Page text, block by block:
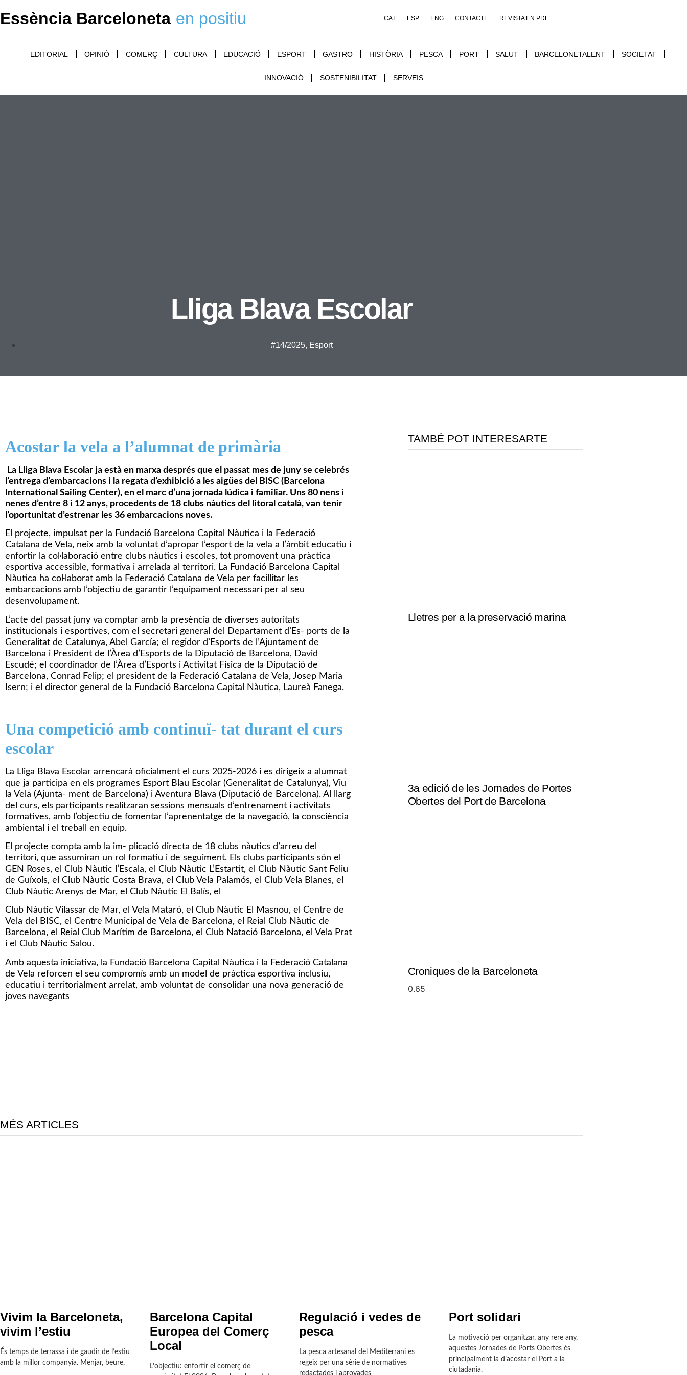
Essència Barceloneta en positiu CAT ESP ENG CONTACTE REVISTA EN PDF
EDITORIAL OPINIÓ COMERÇ CULTURA EDUCACIÓ ESPORT GASTRO HISTÒRIA PESCA PORT SALUT BARCELONETALENT SOCIETAT
INNOVACIÓ SOSTENIBILITAT SERVEIS
Lliga Blava Escolar
#14/2025, Esport
Acostar la vela a l’alumnat de primària
La Lliga Blava Escolar ja està en marxa després que el passat mes de juny se celebrés
l’entrega d’embarcacions i la regata d’exhibició a les aigües del BISC (Barcelona
International Sailing Center), en el marc d’una jornada lúdica i familiar. Uns 80 nens i
nenes d’entre 8 i 12 anys, procedents de 18 clubs nàutics del litoral català, van tenir
l’oportunitat d’estrenar les 36 embarcacions noves.
El projecte, impulsat per la Fundació Barcelona Capital Nàutica i la Federació
Catalana de Vela, neix amb la voluntat d’apropar l’esport de la vela a l’àmbit educatiu i
enfortir la col·laboració entre clubs nàutics i escoles, tot promovent una pràctica
esportiva accessible, formativa i arrelada al territori. La Fundació Barcelona Capital
Nàutica ha col·laborat amb la Federació Catalana de Vela per facillitar les
embarcacions amb l’objectiu de garantir l’equipament necessari per al seu
desenvolupament.
L’acte del passat juny va comptar amb la presència de diverses autoritats
institucionals i esportives, com el secretari general del Departament d’Es- ports de la
Generalitat de Catalunya, Abel García; el regidor d’Esports de l’Ajuntament de
Barcelona i President de l’Àrea d’Esports de la Diputació de Barcelona, David
Escudé; el coordinador de l’Àrea d’Esports i Activitat Física de la Diputació de
Barcelona, Conrad Felip; el president de la Federació Catalana de Vela, Josep Maria
Isern; i el director general de la Fundació Barcelona Capital Nàutica, Laureà Fanega.
Una competició amb continuï- tat durant el curs
escolar
La Lliga Blava Escolar arrencarà oficialment el curs 2025-2026 i es dirigeix a alumnat
que ja participa en els programes Esport Blau Escolar (Generalitat de Catalunya), Viu
la Vela (Ajunta- ment de Barcelona) i Aventura Blava (Diputació de Barcelona). Al llarg
del curs, els participants realitzaran sessions mensuals d’entrenament i activitats
formatives, amb l’objectiu de fomentar l’aprenentatge de la navegació, la consciència
ambiental i el treball en equip.
El projecte compta amb la im- plicació directa de 18 clubs nàutics d’arreu del
territori, que assumiran un rol formatiu i de seguiment. Els clubs participants són el
GEN Roses, el Club Nàutic l’Escala, el Club Nàutic L’Estartit, el Club Nàutic Sant Feliu
de Guíxols, el Club Nàutic Costa Brava, el Club Vela Palamós, el Club Vela Blanes, el
Club Nàutic Arenys de Mar, el Club Nàutic El Balís, el
Club Nàutic Vilassar de Mar, el Vela Mataró, el Club Nàutic El Masnou, el Centre de
Vela del BISC, el Centre Municipal de Vela de Barcelona, el Reial Club Nàutic de
Barcelona, el Reial Club Marítim de Barcelona, el Club Natació Barcelona, el Vela Prat
i el Club Nàutic Salou.
Amb aquesta iniciativa, la Fundació Barcelona Capital Nàutica i la Federació Catalana
de Vela reforcen el seu compromís amb un model de pràctica esportiva inclusiu,
educatiu i territorialment arrelat, amb voluntat de consolidar una nova generació de
joves navegants
TAMBÉ POT INTERESARTE
Lletres per a la preservació marina
3a edició de les Jornades de Portes
Obertes del Port de Barcelona
Croniques de la Barceloneta
MÉS ARTICLES
Vivim la Barceloneta,
vivim l’estiu
És temps de terrassa i de gaudir de l’estiu
amb la millor companyia. Menjar, beure,
Barcelona Capital
Europea del Comerç
Local
L’objectiu: enfortir el comerç de
Regulació i vedes de
pesca
La pesca artesanal del Mediterrani es
regeix per una sèrie de normatives
redactades i aprovades
Port solidari
La motivació per organitzar, any rere any,
aquestes Jornades de Ports Obertes és
principalment la d’acostar el Port a la
ciutadania.